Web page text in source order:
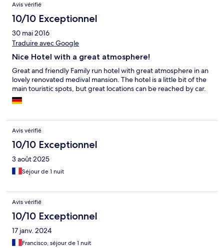
Avis vérifié
10/10 Exceptionnel
30 mai 2016
Traduire avec Google
Nice Hotel with a great atmosphere!
Great and friendly Family run hotel with great atmosphere in an
lovely renovated medival mansion. The hotel is a little bit of the
main touristic spots, but great locations can be reached by car.
Avis vérifié
10/10 Exceptionnel
3 août 2025
Séjour de 1 nuit
Avis vérifié
10/10 Exceptionnel
17 janv. 2024
Francisco, séjour de 1 nuit